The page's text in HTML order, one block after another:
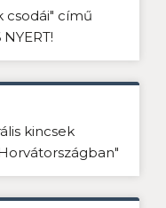
csodái" című
kincsek